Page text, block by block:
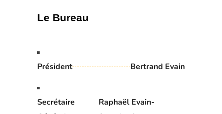
Le Bureau
Président Bertrand Evain
Secrétaire
Raphaël Evain-